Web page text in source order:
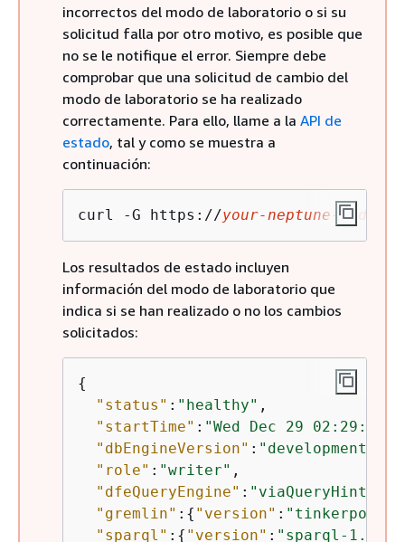
incorrectos del modo de laboratorio o si su
solicitud falla por otro motivo, es posible que
no se le notifique el error. Siempre debe
comprobar que una solicitud de cambio del
modo de laboratorio se ha realizado
correctamente. Para ello, llame a la API de
estado, tal y como se muestra a
continuación:
curl -G https://your-neptune-
Los resultados de estado incluyen
información del modo de laboratorio que
indica si se han realizado o no los cambios
solicitados:
{
"status" : "healthy" ,
"startTime" : "Wed Dec 29 02:29:24
"dbEngineVersion" : "development"
"role" : "writer" ,
"dfeQueryEngine" : "viaQueryHint"
"gremlin" : { "version" : "tinkerpop-
"sparql" : { "version" : "sparql-1.1"